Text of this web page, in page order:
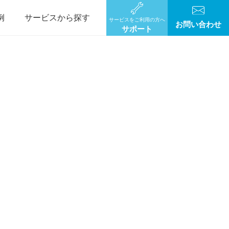
サービスから探す サービスをご利用の方へ
サポート
お問い合わせ